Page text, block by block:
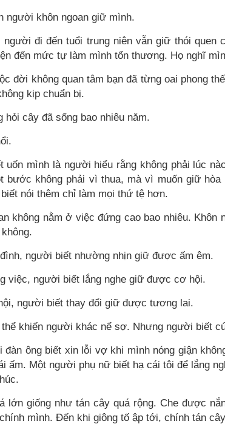
người khôn ngoan giữ mình.
người đi đến tuổi trung niên vẫn giữ thói quen
đến mức tự làm mình tổn thương. Họ nghĩ
đời không quan tâm bạn đã từng oai phong
kịp chuẩn bị.
hỏi cây đã sống bao nhiêu năm.
uốn mình là người hiểu rằng không phải lúc
bước không phải vì thua, mà vì muốn giữ
nói thêm chỉ làm mọi thứ tệ hơn.
không nằm ở việc đứng cao bao nhiêu.
người biết nhường nhịn giữ được ấm êm.
việc, người biết lắng nghe giữ được cơ hội.
người biết thay đổi giữ được tương lai.
thể khiến người khác nể sợ. Nhưng người biết
đàn ông biết xin lỗi vợ khi mình nóng giận
ấm. Một người phụ nữ biết hạ cái tôi để lắng
lớn giống như tán cây quá rộng. Che được
mình. Đến khi giông tố ập tới, chính tán